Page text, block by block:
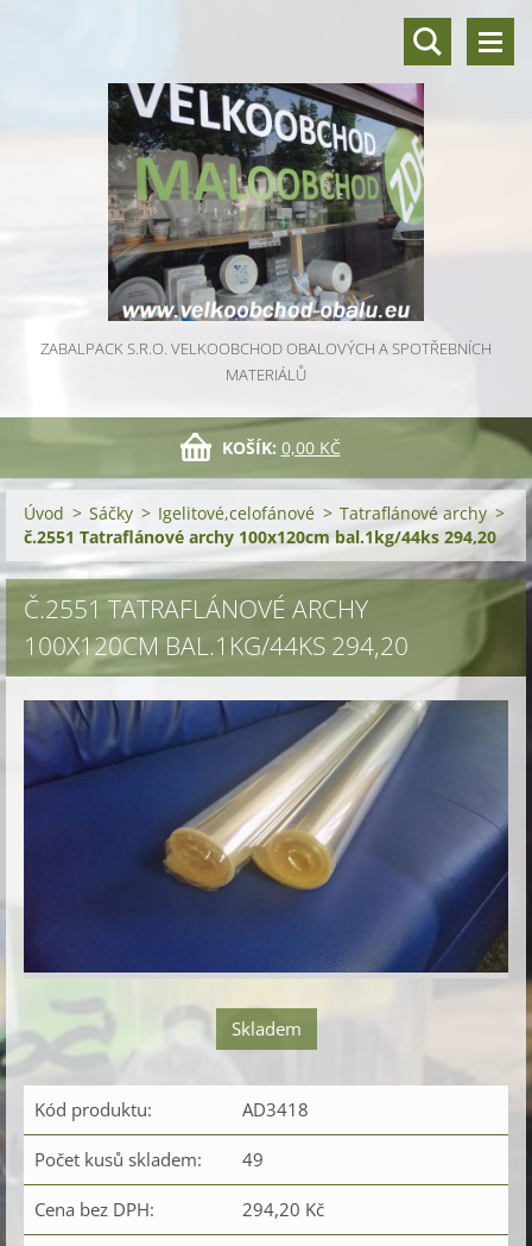
ZABALPACK S.R.O. VELKOOBCHOD OBALOVÝCH A SPOTŘEBNÍCH
MATERIÁLŮ
KOŠÍK: 0,00 KČ
Úvod > Sáčky > Igelitové,celofánové > Tatraflánové archy >
č.2551 Tatraflánové archy 100x120cm bal.1kg/44ks 294,20
Č.2551 TATRAFLÁNOVÉ ARCHY
100X120CM BAL.1KG/44KS 294,20
Skladem
Kód produktu: AD3418
Počet kusů skladem: 49
Cena bez DPH: 294,20 Kč